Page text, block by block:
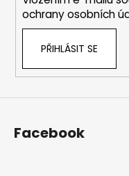
ochrany osobních
PŘIHLÁSIT SE
Facebook